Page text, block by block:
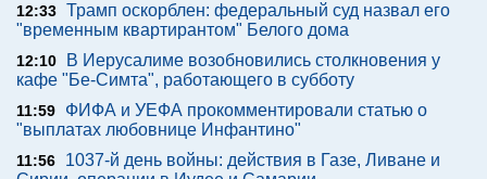
12:33 Трамп оскорблен: федеральный суд назвал его
"временным квартирантом" Белого дома
12:10
В Иерусалиме возобновились столкновения у
кафе "Бе-Симта", работающего в субботу
11:59
ФИФА и УЕФА прокомментировали статью о
"выплатах любовнице Инфантино"
11:56
1037-й день войны: действия в Газе, Ливане и